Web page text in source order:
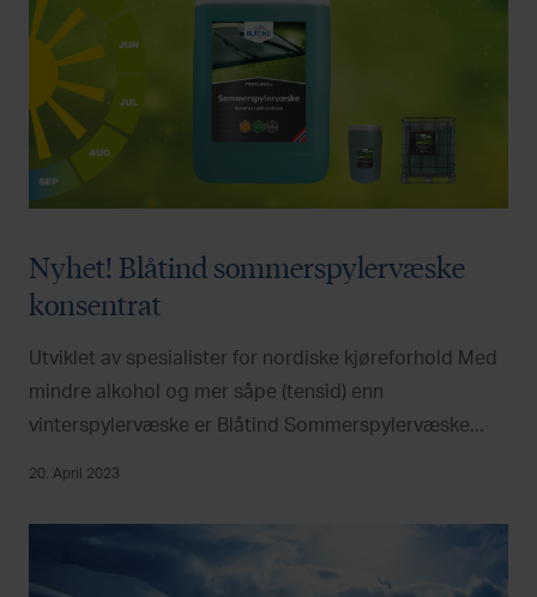
Nyhet! Blåtind sommerspylervæske
konsentrat
Utviklet av spesialister for nordiske kjøreforhold Med
mindre alkohol og mer såpe (tensid) enn
vinterspylervæske er Blåtind Sommerspylervæske...
20. April 2023